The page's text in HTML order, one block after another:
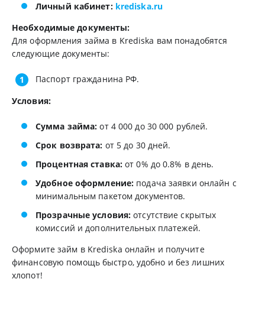
Личный кабинет: krediska.ru
Необходимые документы:
Для оформления займа в Krediska вам понадобятся
следующие документы:
Паспорт гражданина РФ.
Условия:
Сумма займа: от 4 000 до 30 000 рублей.
Срок возврата: от 5 до 30 дней.
Процентная ставка: от 0% до 0.8% в день.
Удобное оформление: подача заявки онлайн с
минимальным пакетом документов.
Прозрачные условия: отсутствие скрытых
комиссий и дополнительных платежей.
Оформите займ в Krediska онлайн и получите
финансовую помощь быстро, удобно и без лишних
хлопот!